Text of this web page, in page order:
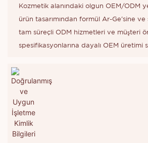
Kozmetik alanındaki olgun OEM/ODM
ürün tasarımından formül Ar-Ge'sine
tam süreçli ODM hizmetleri ve müşteri
spesifikasyonlarına dayalı OEM üretimi